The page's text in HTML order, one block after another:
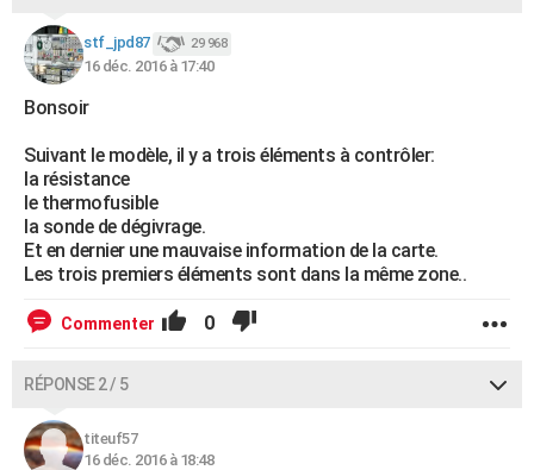
stf_jpd87 29 968
16 déc. 2016 à 17:40
Bonsoir
Suivant le modèle, il y a trois éléments à contrôler:
la résistance
le thermofusible
la sonde de dégivrage.
Et en dernier une mauvaise information de la carte.
Les trois premiers éléments sont dans la même zone..
Commenter 0
RÉPONSE 2 / 5
titeuf57
16 déc. 2016 à 18:48